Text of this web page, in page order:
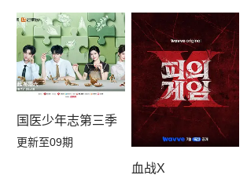
国医少年志第三季
更新至09期
血战X